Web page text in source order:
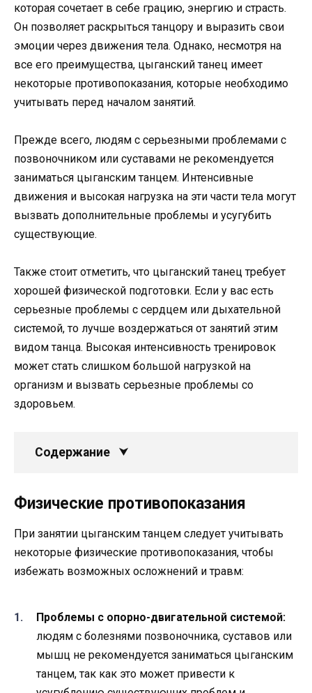
которая сочетает в себе грацию, энергию и страсть.
Он позволяет раскрыться танцору и выразить свои
эмоции через движения тела. Однако, несмотря на
все его преимущества, цыганский танец имеет
некоторые противопоказания, которые необходимо
учитывать перед началом занятий.
Прежде всего, людям с серьезными проблемами с
позвоночником или суставами не рекомендуется
заниматься цыганским танцем. Интенсивные
движения и высокая нагрузка на эти части тела могут
вызвать дополнительные проблемы и усугубить
существующие.
Также стоит отметить, что цыганский танец требует
хорошей физической подготовки. Если у вас есть
серьезные проблемы с сердцем или дыхательной
системой, то лучше воздержаться от занятий этим
видом танца. Высокая интенсивность тренировок
может стать слишком большой нагрузкой на
организм и вызвать серьезные проблемы со
здоровьем.
Содержание
Физические противопоказания
При занятии цыганским танцем следует учитывать
некоторые физические противопоказания, чтобы
избежать возможных осложнений и травм:
Проблемы с опорно-двигательной системой:
людям с болезнями позвоночника, суставов или
мышц не рекомендуется заниматься цыганским
танцем, так как это может привести к